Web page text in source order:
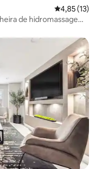
4,85 de uma
4,85 (13)
de hidromassagem